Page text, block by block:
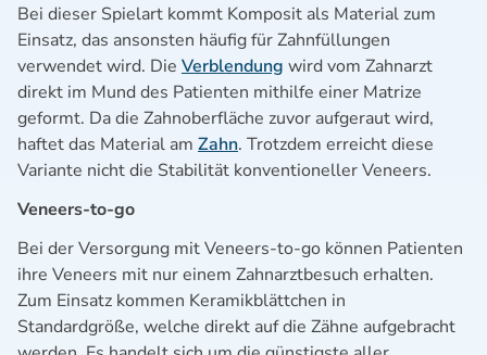
Bei dieser Spielart kommt Komposit als Material zum
Einsatz, das ansonsten häufig für Zahnfüllungen
verwendet wird. Die Verblendung wird vom Zahnarzt
direkt im Mund des Patienten mithilfe einer Matrize
geformt. Da die Zahnoberfläche zuvor aufgeraut wird,
haftet das Material am Zahn. Trotzdem erreicht diese
Variante nicht die Stabilität konventioneller Veneers.
Veneers-to-go
Bei der Versorgung mit Veneers-to-go können Patienten
ihre Veneers mit nur einem Zahnarztbesuch erhalten.
Zum Einsatz kommen Keramikblättchen in
Standardgröße, welche direkt auf die Zähne aufgebracht